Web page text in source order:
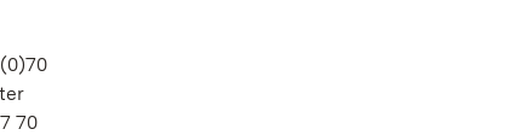
70